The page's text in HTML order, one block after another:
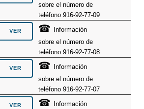
sobre el número de
teléfono 916-92-77-09
☎
Información
sobre el número de
teléfono 916-92-77-08
☎
Información
sobre el número de
teléfono 916-92-77-07
☎
Información